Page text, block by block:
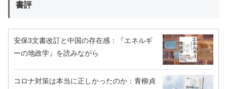
書評
安保3文書改訂と中国の存在感：『エネルギ
ーの地政学』を読みながら
コロナ対策は本当に正しかったのか：青柳貞